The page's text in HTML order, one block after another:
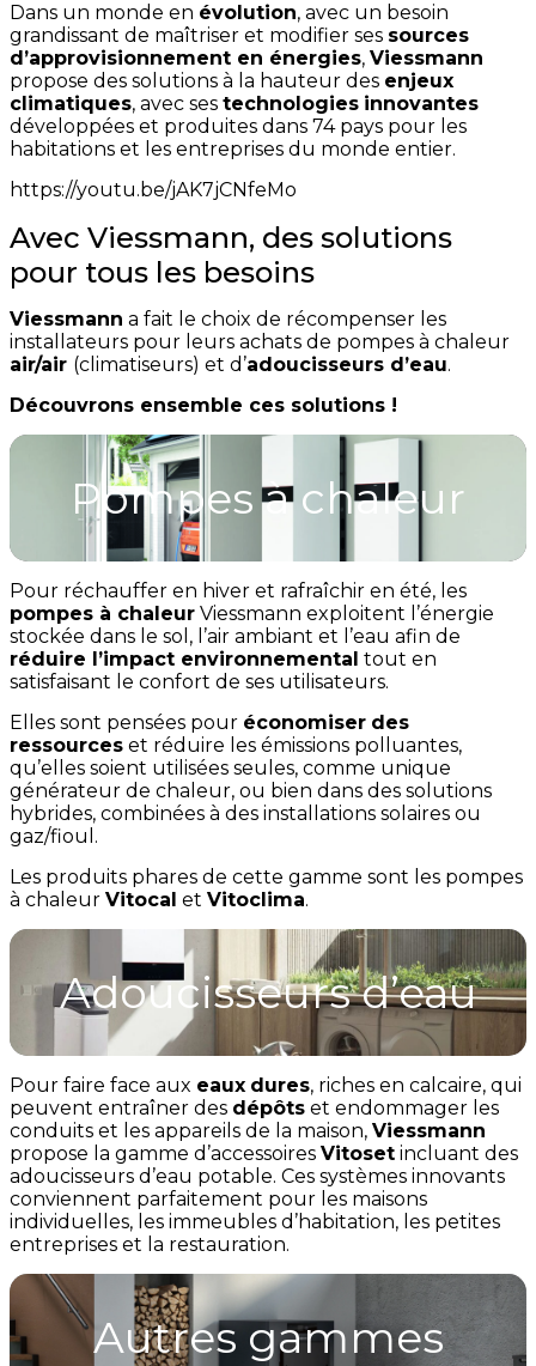
Dans un monde en évolution, avec un besoin
grandissant de maîtriser et modifier ses sources
d’approvisionnement en énergies, Viessmann
propose des solutions à la hauteur des enjeux
climatiques, avec ses technologies innovantes
développées et produites dans 74 pays pour les
habitations et les entreprises du monde entier.
https://youtu.be/jAK7jCNfeMo
Avec Viessmann, des solutions
pour tous les besoins
Viessmann a fait le choix de récompenser les
installateurs pour leurs achats de pompes à chaleur
air/air (climatiseurs) et d’adoucisseurs d’eau.
Découvrons ensemble ces solutions !
Pompes à chaleur
Pour réchauffer en hiver et rafraîchir en été, les
pompes à chaleur Viessmann exploitent l’énergie
stockée dans le sol, l’air ambiant et l’eau afin de
réduire l’impact environnemental tout en
satisfaisant le confort de ses utilisateurs.
Elles sont pensées pour économiser des
ressources et réduire les émissions polluantes,
qu’elles soient utilisées seules, comme unique
générateur de chaleur, ou bien dans des solutions
hybrides, combinées à des installations solaires ou
gaz/fioul.
Les produits phares de cette gamme sont les pompes
à chaleur Vitocal et Vitoclima.
Adoucisseurs d’eau
Pour faire face aux eaux dures, riches en calcaire, qui
peuvent entraîner des dépôts et endommager les
conduits et les appareils de la maison, Viessmann
propose la gamme d’accessoires Vitoset incluant des
adoucisseurs d’eau potable. Ces systèmes innovants
conviennent parfaitement pour les maisons
individuelles, les immeubles d’habitation, les petites
entreprises et la restauration.
Autres gammes